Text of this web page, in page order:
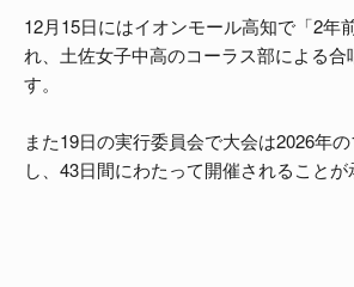
12月15日にはイオンモール高知で「2年
れ、土佐女子中高のコーラス部による合
す。
また19日の実行委員会で大会は2026年
し、43日間にわたって開催されることが